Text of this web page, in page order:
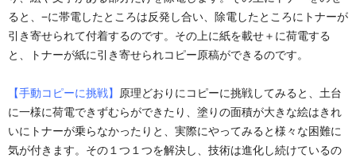
ると、−に帯電したところは反発し合い、除電したところにトナーが
引き寄せられて付着するのです。その上に紙を載せ＋に荷電する
と、トナーが紙に引き寄せられコピー原稿ができるのです。
【手動コピーに挑戦】
原理どおりにコピーに挑戦してみると、土台
に一様に荷電できずむらができたり、塗りの面積が大きな絵はきれ
いにトナーが乗らなかったりと、実際にやってみると様々な困難に
気が付きます。その１つ１つを解決し、技術は進化し続けているの